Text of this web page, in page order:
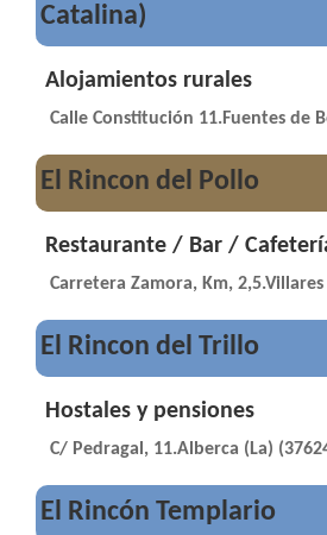
Catalina)
Alojamientos rurales
Calle Constitución 11.Fuentes de
El Rincon del Pollo
Restaurante / Bar /
Carretera Zamora, Km,
El Rincon del Trillo
Hostales y pensiones
C/ Pedragal, 11.Alberca (La)
El Rincón Templario